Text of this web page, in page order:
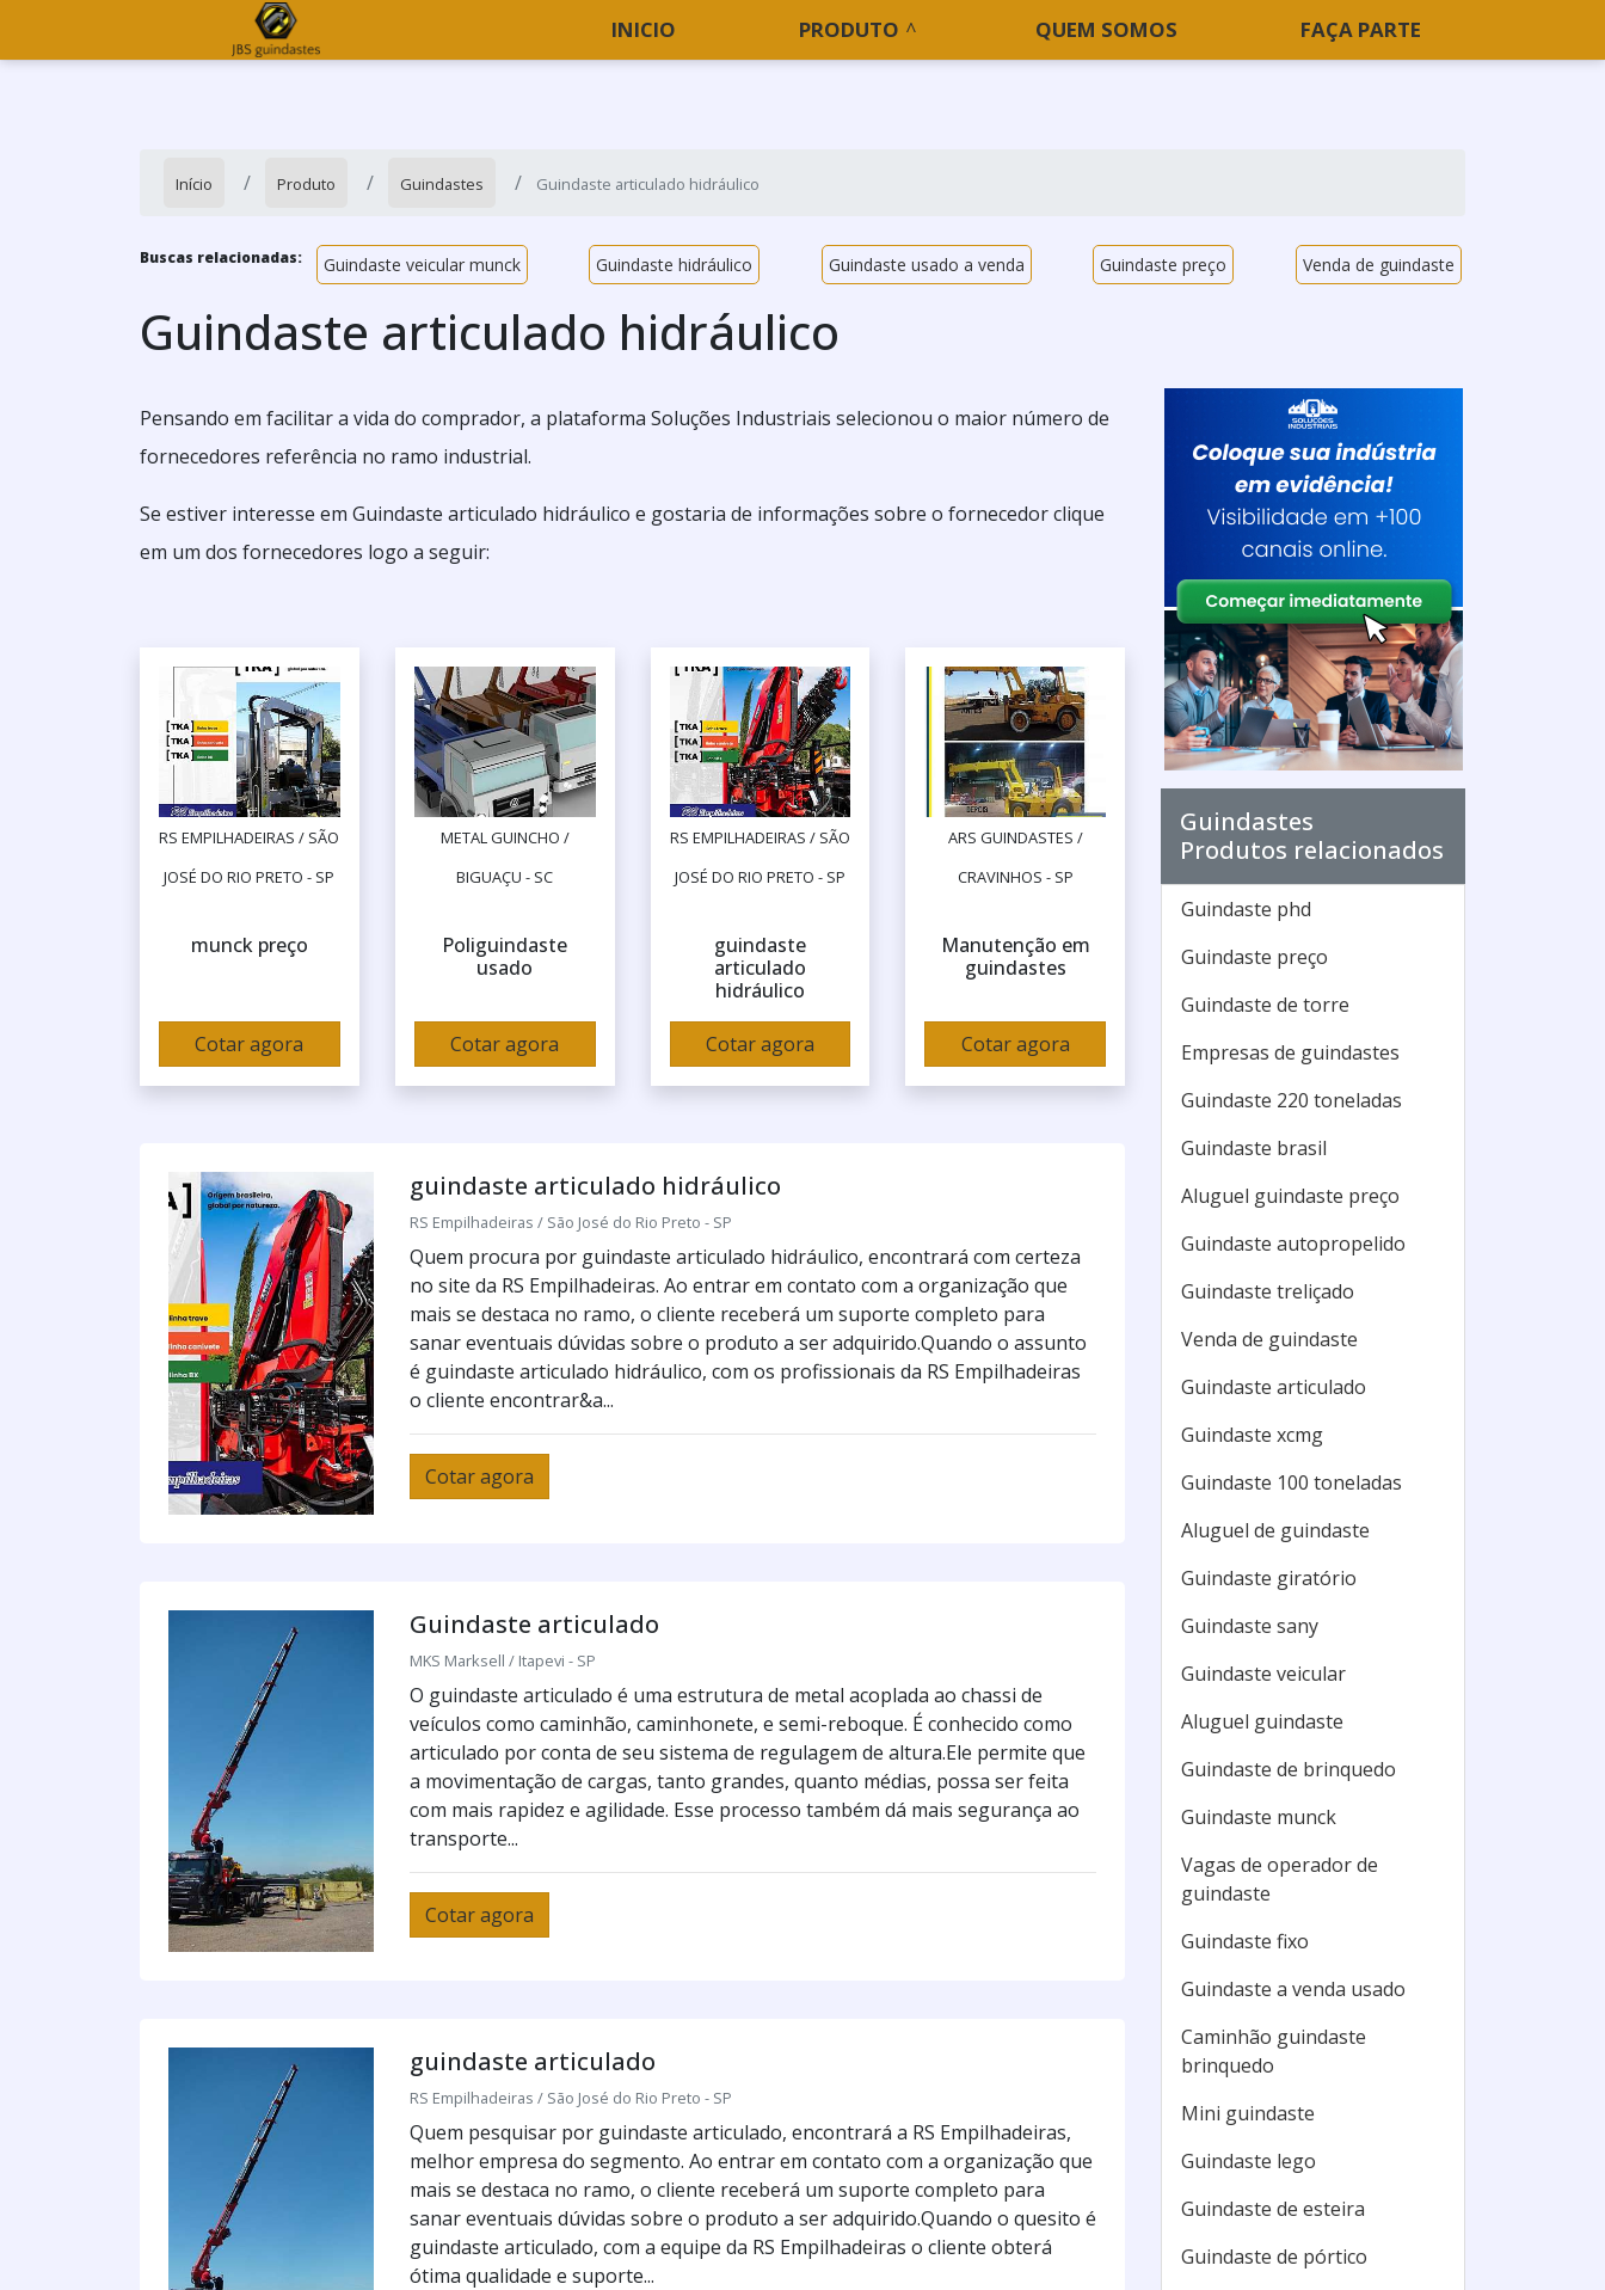
INICIO PRODUTO QUEM SOMOS FAÇA PARTE
Início Produto Guindastes Guindaste articulado hidráulico
Buscas relacionadas: Guindaste veicular munck Guindaste hidráulico Guindaste usado a venda Guindaste preço Venda de guindaste
Guindaste articulado hidráulico
Pensando em facilitar a vida do comprador, a plataforma Soluções Industriais selecionou o maior número de
fornecedores referência no ramo industrial.
Se estiver interesse em Guindaste articulado hidráulico e gostaria de informações sobre o fornecedor clique
em um dos fornecedores logo a seguir:
RS EMPILHADEIRAS / SÃO
JOSÉ DO RIO PRETO - SP
munck preço
Cotar agora
METAL GUINCHO /
BIGUAÇU - SC
Poliguindaste
usado
Cotar agora
RS EMPILHADEIRAS / SÃO
JOSÉ DO RIO PRETO - SP
guindaste
articulado
hidráulico
Cotar agora
ARS GUINDASTES /
CRAVINHOS - SP
Manutenção em
guindastes
Cotar agora
guindaste articulado hidráulico
RS Empilhadeiras / São José do Rio Preto - SP
Quem procura por guindaste articulado hidráulico, encontrará com certeza
no site da RS Empilhadeiras. Ao entrar em contato com a organização que
mais se destaca no ramo, o cliente receberá um suporte completo para
sanar eventuais dúvidas sobre o produto a ser adquirido.Quando o assunto
é guindaste articulado hidráulico, com os profissionais da RS Empilhadeiras
o cliente encontrar&a...
Cotar agora
Guindaste articulado
MKS Marksell / Itapevi - SP
O guindaste articulado é uma estrutura de metal acoplada ao chassi de
veículos como caminhão, caminhonete, e semi-reboque. É conhecido como
articulado por conta de seu sistema de regulagem de altura.Ele permite que
a movimentação de cargas, tanto grandes, quanto médias, possa ser feita
com mais rapidez e agilidade. Esse processo também dá mais segurança ao
transporte...
Cotar agora
guindaste articulado
RS Empilhadeiras / São José do Rio Preto - SP
Quem pesquisar por guindaste articulado, encontrará a RS Empilhadeiras,
melhor empresa do segmento. Ao entrar em contato com a organização que
mais se destaca no ramo, o cliente receberá um suporte completo para
sanar eventuais dúvidas sobre o produto a ser adquirido.Quando o quesito é
guindaste articulado, com a equipe da RS Empilhadeiras o cliente obterá
ótima qualidade e suporte...
Guindastes
Produtos relacionados
Guindaste phd
Guindaste preço
Guindaste de torre
Empresas de guindastes
Guindaste 220 toneladas
Guindaste brasil
Aluguel guindaste preço
Guindaste autopropelido
Guindaste treliçado
Venda de guindaste
Guindaste articulado
Guindaste xcmg
Guindaste 100 toneladas
Aluguel de guindaste
Guindaste giratório
Guindaste sany
Guindaste veicular
Aluguel guindaste
Guindaste de brinquedo
Guindaste munck
Vagas de operador de
guindaste
Guindaste fixo
Guindaste a venda usado
Caminhão guindaste
brinquedo
Mini guindaste
Guindaste lego
Guindaste de esteira
Guindaste de pórtico